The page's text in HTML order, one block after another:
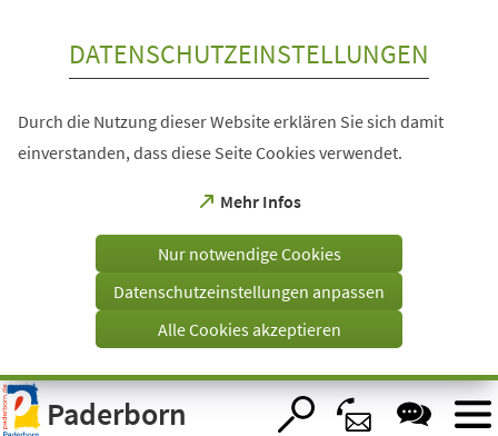
Visuelle
Assistenzsoftware
öffnen.
DATENSCHUTZEINSTELLUNGEN
Durch die Nutzung dieser Website erklären Sie sich damit
einverstanden, dass diese Seite Cookies verwendet.
Mehr Infos
(Öffnet
einem
Tab)
Nur notwendige Cookies
Datenschutzeinstellungen anpassen
Alle Cookies akzeptieren
Paderborn